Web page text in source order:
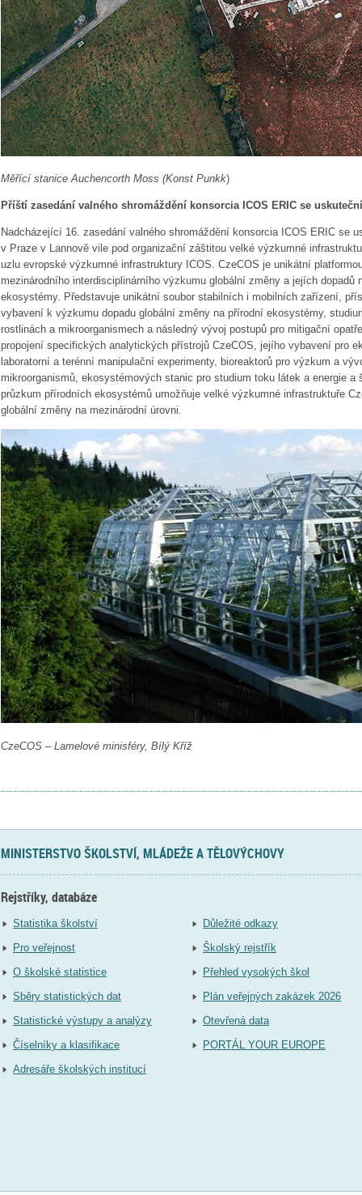
Měřící stanice Auchencorth Moss (Konst Punkk)
Příští zasedání valného shromáždění konsorcia ICOS ERIC se
Nadcházející 16. zasedání valného shromáždění konsorcia ICOS ERIC se
v Praze v Lannově vile pod organizační záštitou velké výzkumné
uzlu evropské výzkumné infrastruktury ICOS. CzeCOS je unikátní
mezinárodního interdisciplinárního výzkumu globální změny a jejích dopadů
ekosystémy. Představuje unikátní soubor stabilních i mobilních zařízení,
vybavení k výzkumu dopadu globální změny na přírodní ekosystémy,
rostlinách a mikroorganismech a následný vývoj postupů pro mitigační
propojení specifických analytických přístrojů CzeCOS, jejího vybavení pro
laboratorní a terénní manipulační experimenty, bioreaktorů pro výzkum a
mikroorganismů, ekosystémových stanic pro studium toku látek a energie a
průzkum přírodních ekosystémů umožňuje velké výzkumné infrastruktuře
globální změny na mezinárodní úrovni.
CzeCOS – Lamelové minisféry, Bílý Kříž
MINISTERSTVO ŠKOLSTVÍ, MLÁDEŽE A TĚLOVÝCHOVY
Rejstříky, databáze
Statistika školství
Pro veřejnost
O školské statistice
Sběry statistických dat
Statistické výstupy a analýzy
Číselníky a klasifikace
Adresáře školských institucí
Důležité odkazy
Školský rejstřík
Přehled vysokých škol
Plán veřejných zakázek 2026
Otevřená data
PORTÁL YOUR EUROPE